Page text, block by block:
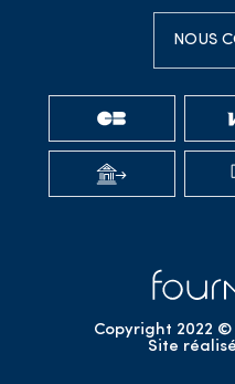
NOUS
Copyright 2022
Site